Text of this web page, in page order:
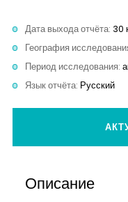
Контакты
Дата выхода отчёта: 30
География
Период исследования:
Язык отчёта: Русский
Описание